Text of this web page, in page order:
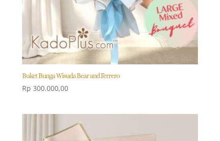
Buket Bunga Wisuda Bear and Ferrero
Rp 300.000,00